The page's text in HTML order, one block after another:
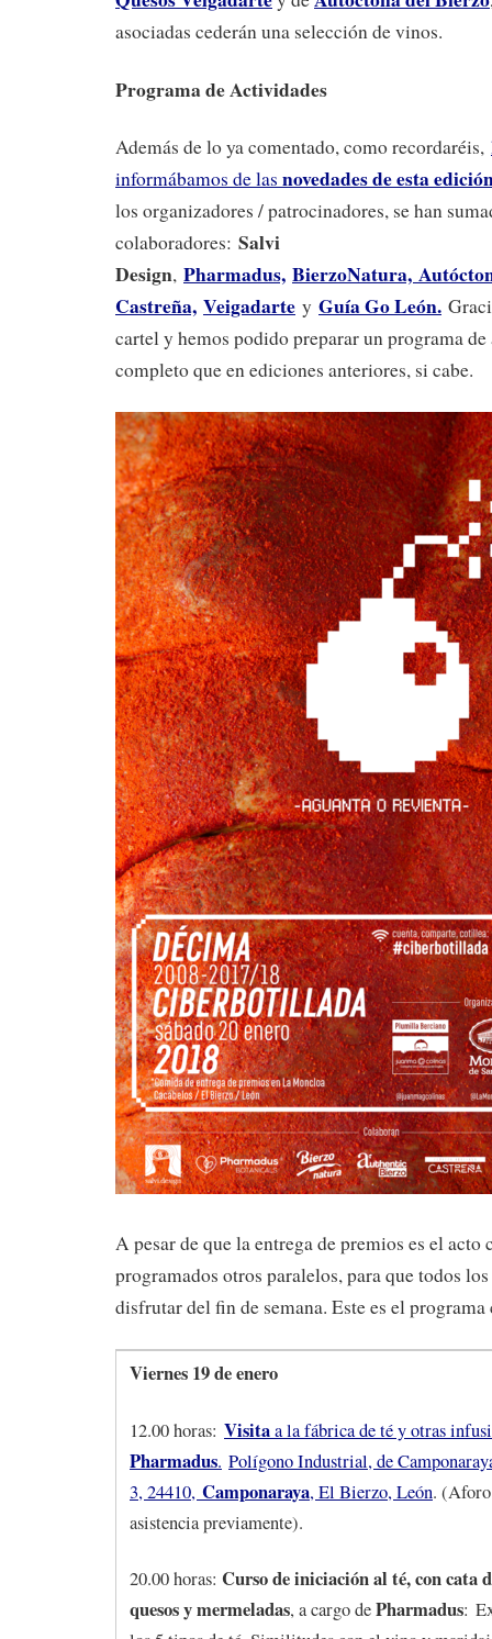
asociadas cederán una selección de vinos.
Programa de Actividades
Además de lo ya comentado, como recordaréis,
informábamos de las novedades de esta
los organizadores / patrocinadores, se han
colaboradores: Salvi
Design, Pharmadus, BierzoNatura,
Castreña, Veigadarte y Guía Go León.
cartel y hemos podido preparar un programa
completo que en ediciones anteriores, si cabe.
A pesar de que la entrega de premios es el acto
programados otros paralelos, para que todos
disfrutar del fin de semana. Este es el
Viernes 19 de enero
12.00 horas: Visitaa la fábrica de té y otras
Pharmadus. Polígono Industrial, de
3, 24410, Camponaraya, El Bierzo, León.
asistencia previamente).
20.00 horas: Curso de iniciación al té, con cata
quesos y mermeladas, a cargo dePharmadus: